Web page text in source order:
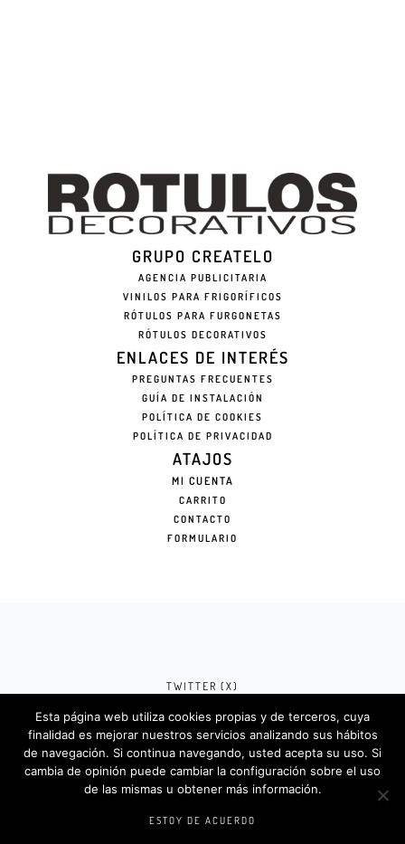
GRUPO CREATELO
AGENCIA PUBLICITARIA
VINILOS PARA FRIGORÍFICOS
RÓTULOS PARA FURGONETAS
RÓTULOS DECORATIVOS
ENLACES DE INTERÉS
PREGUNTAS FRECUENTES
GUÍA DE INSTALACIÓN
POLÍTICA DE COOKIES
POLÍTICA DE PRIVACIDAD
ATAJOS
MI CUENTA
CARRITO
CONTACTO
FORMULARIO
TWITTER (X)
FACEBOOK (META)
INSTAGRAM
Rotulosdecorativos.com © 2024. Diseño &
Codigos porCreatelo.com.es
Esta página web utiliza cookies propias y de terceros, cuya
finalidad es mejorar nuestros servicios analizando sus hábitos
de navegación. Si continua navegando, usted acepta su uso. Si
cambia de opinión puede cambiar la configuración sobre el uso
de las mismas u obtener más información.
ESTOY DE ACUERDO